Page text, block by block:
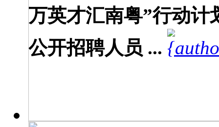
万英才汇南粤”行动计
公开招聘人员 ...